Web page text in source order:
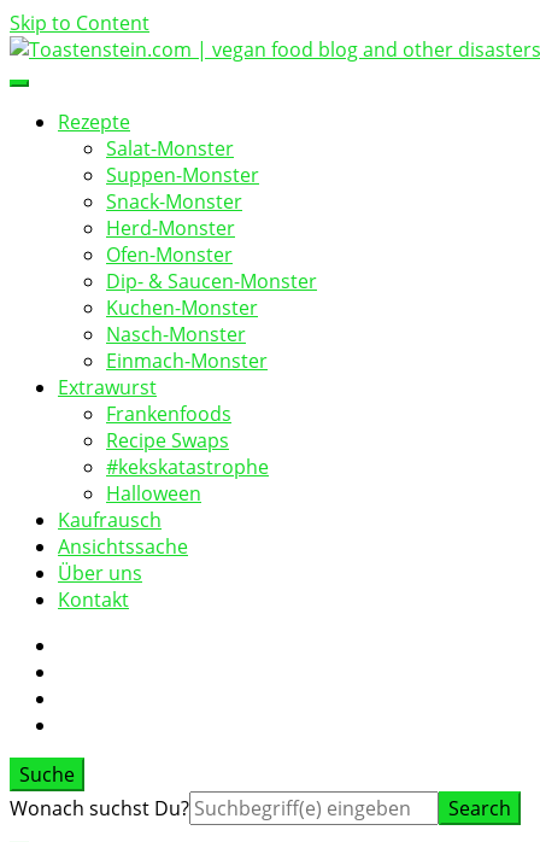
Skip to Content
Toastenstein.com
vegan food blog
Rezepte
Salat-Monster
Suppen-Monster
Snack-Monster
Herd-Monster
Ofen-Monster
Dip- & Saucen-Monster
Kuchen-Monster
Nasch-Monster
Einmach-Monster
Extrawurst
Frankenfoods
Recipe Swaps
#kekskatastrophe
Halloween
Kaufrausch
Ansichtssache
Über uns
Kontakt
Suche
Suche
Wonach suchst Du?